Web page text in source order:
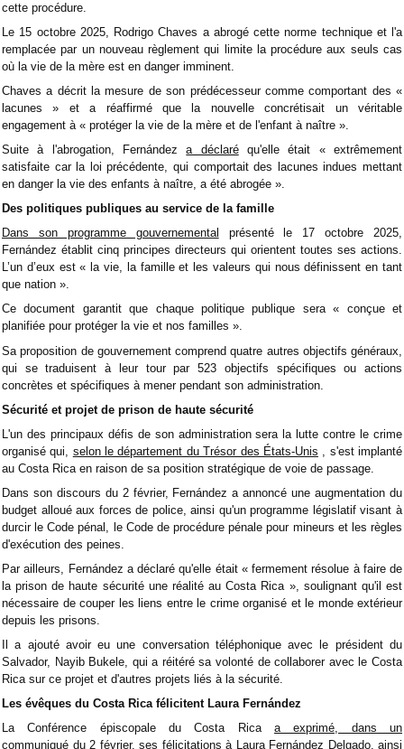
cette procédure.
Le 15 octobre 2025, Rodrigo Chaves a abrogé cette norme technique et l'a
remplacée par un nouveau règlement qui limite la procédure aux seuls cas
où la vie de la mère est en danger imminent.
Chaves a décrit la mesure de son prédécesseur comme comportant des «
lacunes » et a réaffirmé que la nouvelle concrétisait un véritable
engagement à « protéger la vie de la mère et de l'enfant à naître ».
Suite à l'abrogation, Fernándeza déclaréqu'elle était « extrêmement
satisfaite car la loi précédente, qui comportait des lacunes indues mettant
en danger la vie des enfants à naître, a été abrogée ».
Des politiques publiques au service de la famille
Dans son programme gouvernemental
présenté le 17 octobre 2025,
Fernández établit cinq principes directeurs qui orientent toutes ses actions.
L’un d’eux est « la vie, la famille et les valeurs qui nous définissent en tant
que nation ».
Ce document garantit que chaque politique publique sera « conçue et
planifiée pour protéger la vie et nos familles ».
Sa proposition de gouvernement comprend quatre autres objectifs généraux,
qui se traduisent à leur tour par 523 objectifs spécifiques ou actions
concrètes et spécifiques à mener pendant son administration.
Sécurité et projet de prison de haute sécurité
L'un des principaux défis de son administration sera la lutte contre le crime
organisé qui, selon le département du Trésor des États-Unis , s'est implanté
au Costa Rica en raison de sa position stratégique de voie de passage.
Dans son discours du 2 février, Fernández a annoncé une augmentation du
budget alloué aux forces de police, ainsi qu'un programme législatif visant à
durcir le Code pénal, le Code de procédure pénale pour mineurs et les règles
d'exécution des peines.
Par ailleurs, Fernández a déclaré qu'elle était « fermement résolue à faire de
la prison de haute sécurité une réalité au Costa Rica », soulignant qu'il est
nécessaire de couper les liens entre le crime organisé et le monde extérieur
depuis les prisons.
Il a ajouté avoir eu une conversation téléphonique avec le président du
Salvador, Nayib Bukele, qui a réitéré sa volonté de collaborer avec le Costa
Rica sur ce projet et d'autres projets liés à la sécurité.
Les évêques du Costa Rica félicitent Laura Fernández
La Conférence épiscopale du Costa Rica a exprimé, dans un
communiqué du 2 février, ses félicitations à Laura Fernández Delgado, ainsi